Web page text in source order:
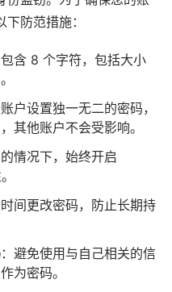
防范措施：
含 8 个字符，包括大小
户设置独一无二的密码，
其他账户不会受影响。
情况下，始终开启
间更改密码，防止长期持
：避免使用与自己相关的信
为密码。